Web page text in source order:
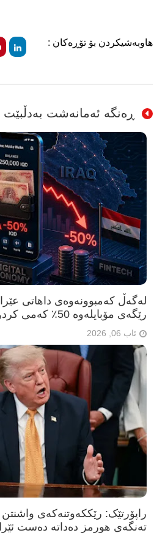
هاوبەشیکردن بۆ تۆڕەکان :
ڕەنگە ئەمانەشت بەدڵبێت
لەگەڵ کەمبوونەوەی داهاتی
رێگەی مۆبایلەوە 50٪ کەمی کردووە
ئاب 06, 2026
راپۆرتێک: رێککەوتنەکەی واشنتن
تەنگەی هورمز دەداتە دەست